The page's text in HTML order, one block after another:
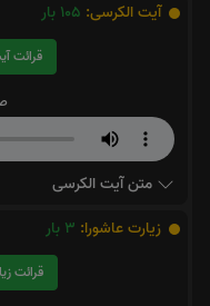
آیت الکرسی: 105 بار
قرائت آیت الکرسی را تقبل میکنم
متن آیت الکرسی
زیارت عاشورا: 3 بار
قرائت زیارت عاشورا را تقبل میکنم